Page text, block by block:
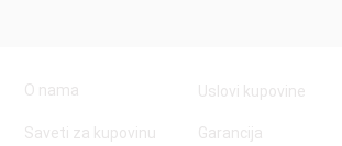
O nama
Saveti za kupovinu
Uslovi kupovine
Garancija